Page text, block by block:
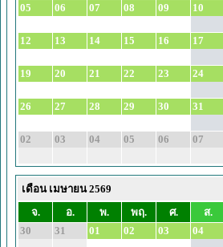
05 06 07 08 09 10
12 13 14 15 16 17
19 20 21 22 23 24
26 27 28 29 30 31
02 03 04 05 06 07
เดือน เมษายน 2569
จ.
อ. พ. พฤ. ศ. ส.
30
31 01 02 03 04